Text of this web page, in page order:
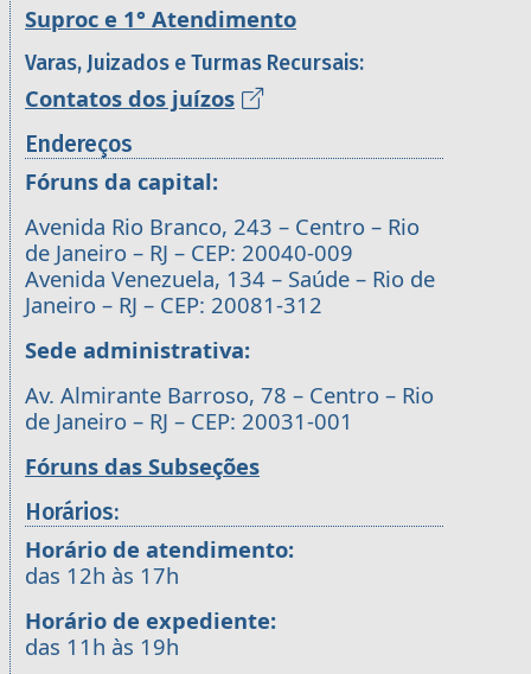
Suproc e 1° Atendimento
Varas, Juizados e Turmas Recursais:
Contatos dos juízos
Endereços
Fóruns da capital:
Avenida Rio Branco, 243 – Centro – Rio
de Janeiro – RJ – CEP: 20040-009
Avenida Venezuela, 134 – Saúde – Rio de
Janeiro – RJ – CEP: 20081-312
Sede administrativa:
Av. Almirante Barroso, 78 – Centro – Rio
de Janeiro – RJ – CEP: 20031-001
Fóruns das Subseções
Horários:
Horário de atendimento:
das 12h às 17h
Horário de expediente:
das 11h às 19h